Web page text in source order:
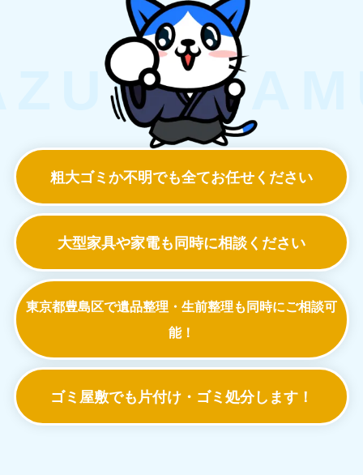
粗大ゴミか不明でも全てお任せください
大型家具や家電も同時に相談ください
東京都豊島区で遺品整理・生前整理も同時にご相談可
能！
ゴミ屋敷でも 片付け・ゴミ処分します！
北海道・東北
北海道
050-1881-5277
9:00〜19:00 年中無休 9:00〜19:00
岩手県
050-1881-5274
秋田県
050-
9:00〜19:00
050-1881-5273
宮城県
050-
9:00〜19:00
福島県
9:00〜19:00 年中無休
関東